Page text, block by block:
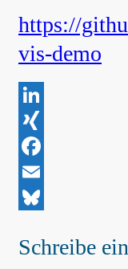
https://
vis-demo
LinkedIn
XING
Facebook
Email
Schreibe